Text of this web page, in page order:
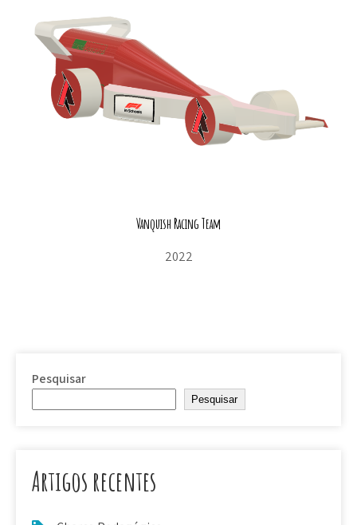
Vanquish Racing Team
2022
Pesquisar
Pesquisar
Artigos recentes